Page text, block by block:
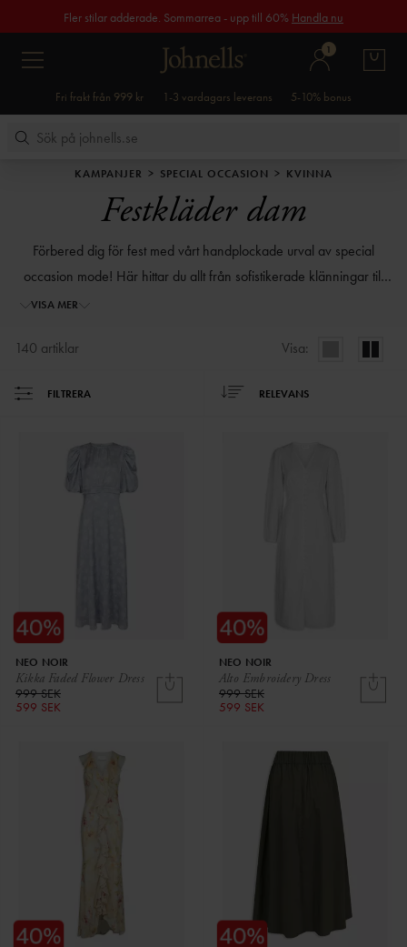
Fler stilar adderade. Sommarrea - upp till 60% Handla nu
1
Fri frakt från 999 kr 1-3 vardagars leverans 5-10% bonus
KAMPANJER SPECIAL OCCASION KVINNA
Festkläder dam
Förbered dig för fest med vårt handplockade urval av special
occasion mode! Här hittar du allt från sofistikerade klänningar till
lekfulla och spännande blusar och smycken! Vad du än letar efter
VISA MER
140 artiklar Visa:
FILTRERA RELEVANS
Kikka Faded Flower Dress
NEO NOIR
999 SEK
599 SEK
Alto Embroidery Dress
NEO NOIR
999 SEK
599 SEK